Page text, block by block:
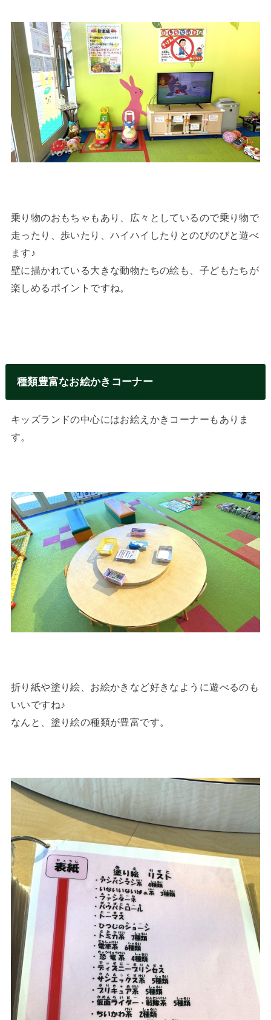
乗り物のおもちゃもあり、広々としているので乗り物で
走ったり、歩いたり、ハイハイしたりとのびのびと遊べ
ます♪
壁に描かれている大きな動物たちの絵も、子どもたちが
楽しめるポイントですね。
種類豊富なお絵かきコーナー
キッズランドの中心にはお絵えかきコーナーもありま
す。
折り紙や塗り絵、お絵かきなど好きなように遊べるのも
いいですね♪
なんと、塗り絵の種類が豊富です。